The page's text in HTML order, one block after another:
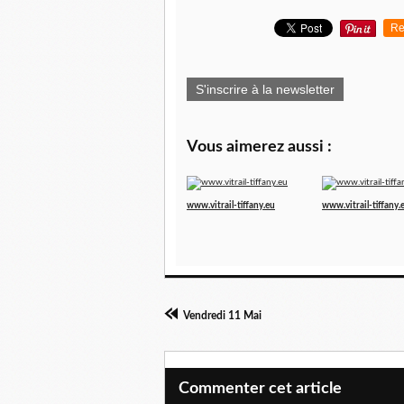
S'inscrire à la newsletter
Vous aimerez aussi :
www.vitrail-tiffany.eu
www.vitrail-
Vendredi 11 Mai
Commenter cet article